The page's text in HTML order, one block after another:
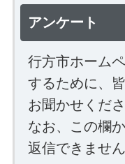
アンケート
行方市ホーム
するために、
お聞かせくださ
なお、この欄
返信できませ